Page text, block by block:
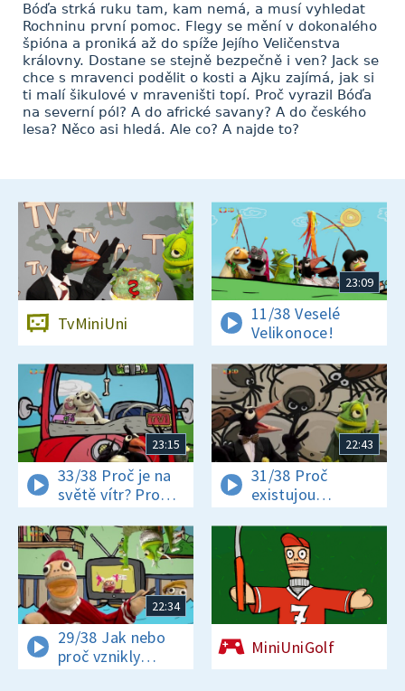
Bóďa strká ruku tam, kam nemá, a musí vyhledat
Rochninu první pomoc. Flegy se mění v dokonalého
špióna a proniká až do spíže Jejího Veličenstva
královny. Dostane se stejně bezpečně i ven? Jack se
chce s mravenci podělit o kosti a Ajku zajímá, jak si
ti malí šikulové v mraveništi topí. Proč vyrazil Bóďa
na severní pól? A do africké savany? A do českého
lesa? Něco asi hledá. Ale co? A najde to?
TvMiniUni
23:09
11/38 Veselé
Velikonoce!
23:15
33/38 Proč je na
světě vítr? Proč
jsou někteří hadi
jedovatí?
22:43
31/38 Proč
existujou
klíšťata? Jak se
vyrábí čokoláda?
22:34
29/38 Jak nebo
proč vznikly
pohádky? A proč
MiniUniGolf